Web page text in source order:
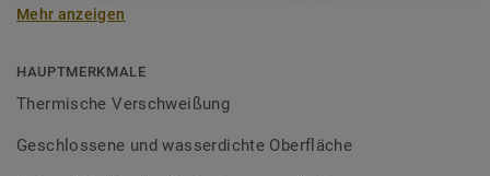
Schweißschnüre sind erhältlich in den Varianten Uni und
Bodenbelagssortiment abgestimmt. Durch die Verwendung
von Kontrastfarben lassen sich auch besondere
Mehr anzeigen
HAUPTMERKMALE
Thermische Verschweißung
Geschlossene und wasserdichte Oberfläche